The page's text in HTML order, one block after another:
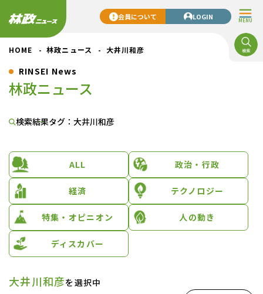
MENU
会員について LOGIN
HOME 林政ニュース 大井川和彦
RINSEI News
林政ニュース
検索結果タグ：大井川和彦
ALL 政治・行政
経済 テクノロジー
特集・オピニオン 人の動き
ディスカバー
大井川和彦を選択中